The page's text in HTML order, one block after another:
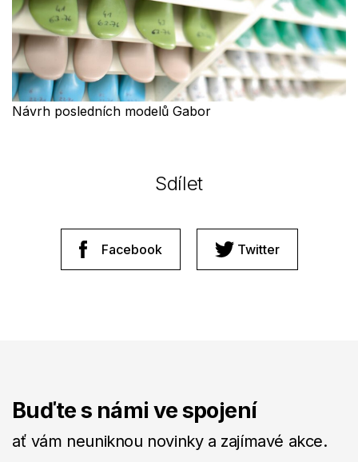
Návrh posledních modelů Gabor
Sdílet
Facebook Twitter
Buďte s námi ve spojení
ať vám neuniknou novinky a zajímavé akce.